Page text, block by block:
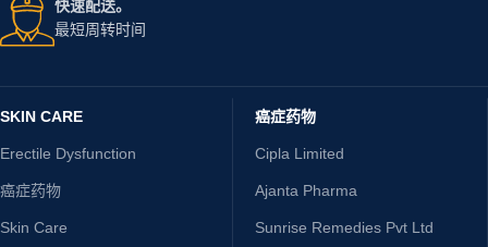
快速配送。
最短周转时间
SKIN CARE
Erectile Dysfunction
癌症药物
Skin Care
癌症药物
Cipla Limited
Ajanta Pharma
Sunrise Remedies Pvt Ltd